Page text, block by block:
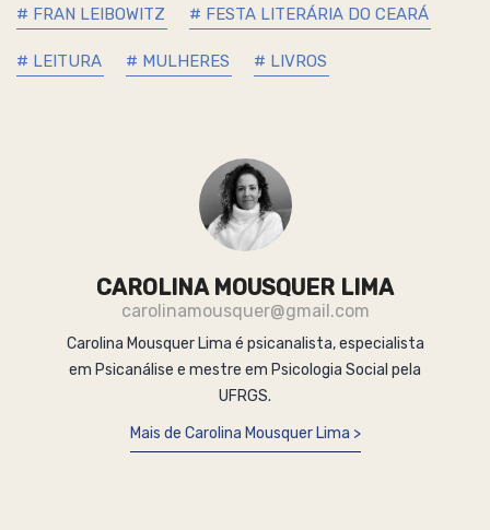
# FRAN LEIBOWITZ # FESTA LITERÁRIA DO CEARÁ
# LEITURA # MULHERES # LIVROS
CAROLINA MOUSQUER LIMA
carolinamousquer@gmail.com
Carolina Mousquer Lima é psicanalista, especialista
em Psicanálise e mestre em Psicologia Social pela
UFRGS.
Mais de Carolina Mousquer Lima